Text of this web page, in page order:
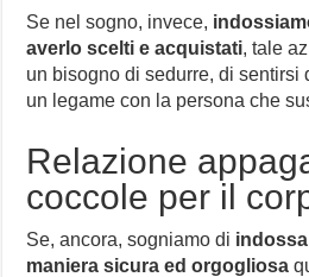
Se nel sogno, invece,
averlo scelti e acquistati, tale
un bisogno di sedurre, di sentirsi
un legame con la persona che
Relazione
coccole per il
Se, ancora, sogniamo di
maniera sicura ed orgogliosa